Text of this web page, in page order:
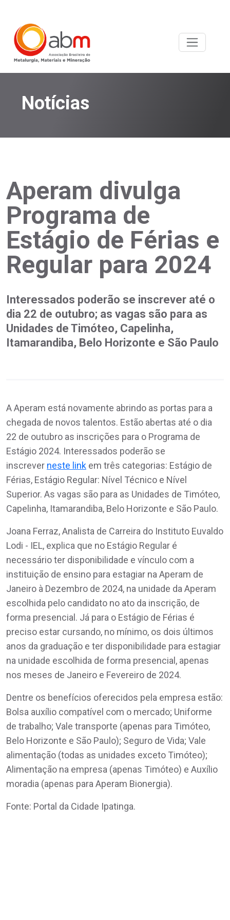
Notícias
Aperam divulga
Programa de
Estágio de Férias e
Regular para 2024
Interessados poderão se inscrever até o
dia 22 de outubro; as vagas são para as
Unidades de Timóteo, Capelinha,
Itamarandiba, Belo Horizonte e São Paulo
A Aperam está novamente abrindo as portas para a
chegada de novos talentos. Estão abertas até o dia
22 de outubro as inscrições para o Programa de
Estágio 2024. Interessados poderão se
inscrever neste link em três categorias: Estágio de
Férias, Estágio Regular: Nível Técnico e Nível
Superior. As vagas são para as Unidades de Timóteo,
Capelinha, Itamarandiba, Belo Horizonte e São Paulo.
Joana Ferraz, Analista de Carreira do Instituto Euvaldo
Lodi - IEL, explica que no Estágio Regular é
necessário ter disponibilidade e vínculo com a
instituição de ensino para estagiar na Aperam de
Janeiro à Dezembro de 2024, na unidade da Aperam
escolhida pelo candidato no ato da inscrição, de
forma presencial. Já para o Estágio de Férias é
preciso estar cursando, no mínimo, os dois últimos
anos da graduação e ter disponibilidade para estagiar
na unidade escolhida de forma presencial, apenas
nos meses de Janeiro e Fevereiro de 2024.
Dentre os benefícios oferecidos pela empresa estão:
Bolsa auxílio compatível com o mercado; Uniforme
de trabalho; Vale transporte (apenas para Timóteo,
Belo Horizonte e São Paulo); Seguro de Vida; Vale
alimentação (todas as unidades exceto Timóteo);
Alimentação na empresa (apenas Timóteo) e Auxílio
moradia (apenas para Aperam Bionergia).
Fonte: Portal da Cidade Ipatinga.